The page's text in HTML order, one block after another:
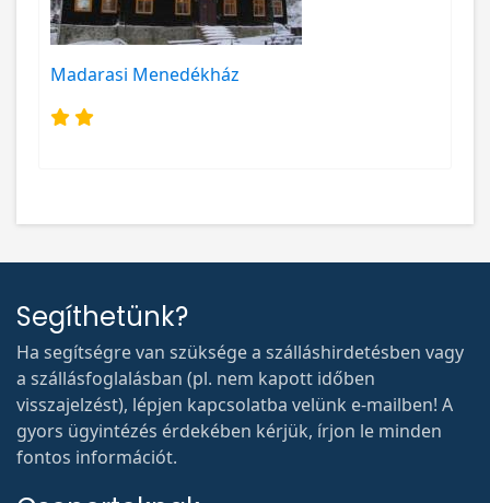
Madarasi Menedékház
Segíthetünk?
Ha segítségre van szüksége a szálláshirdetésben vagy
a szállásfoglalásban (pl. nem kapott időben
visszajelzést), lépjen kapcsolatba velünk e-mailben! A
gyors ügyintézés érdekében kérjük, írjon le minden
fontos információt.